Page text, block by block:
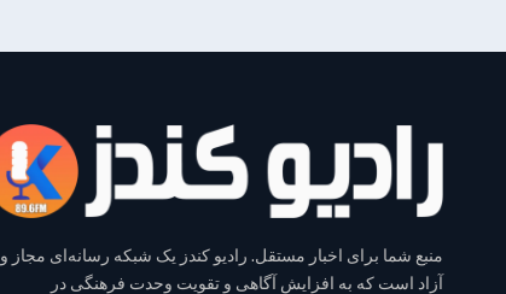
منبع شما برای اخبار مستقل. رادیو کندز یک شبکه رسانه‌ای مجاز و
آزاد است که به افزایش آگاهی و تقویت وحدت فرهنگی در